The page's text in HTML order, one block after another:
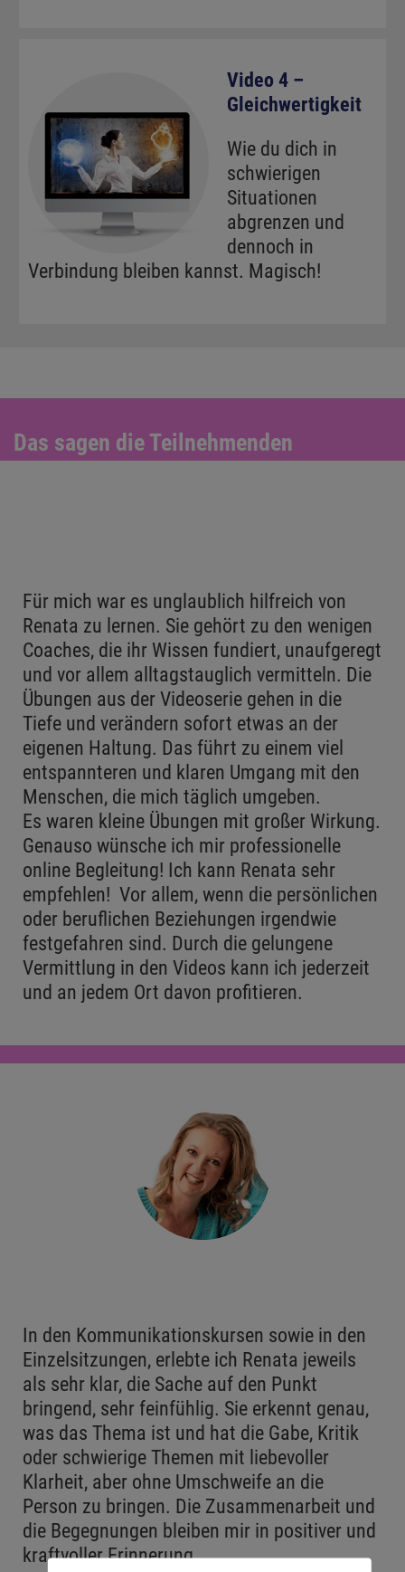
Video 4 –
Gleichwertigkeit
Wie du dich in
schwierigen
Situationen
abgrenzen und
dennoch in
Verbindung bleiben kannst. Magisch!
Das sagen die Teilnehmenden
Für mich war es unglaublich hilfreich von
Renata zu lernen. Sie gehört zu den wenigen
Coaches, die ihr Wissen fundiert, unaufgeregt
und vor allem alltagstauglich vermitteln. Die
Übungen aus der Videoserie gehen in die
Tiefe und verändern sofort etwas an der
eigenen Haltung. Das führt zu einem viel
entspannteren und klaren Umgang mit den
Menschen, die mich täglich umgeben.
Es waren kleine Übungen mit großer Wirkung.
Genauso wünsche ich mir professionelle
online Begleitung! Ich kann Renata sehr
empfehlen! Vor allem, wenn die persönlichen
oder beruflichen Beziehungen irgendwie
festgefahren sind. Durch die gelungene
Vermittlung in den Videos kann ich jederzeit
und an jedem Ort davon profitieren.
In den Kommunikationskursen sowie in den
Einzelsitzungen, erlebte ich Renata jeweils
als sehr klar, die Sache auf den Punkt
bringend, sehr feinfühlig. Sie erkennt genau,
was das Thema ist und hat die Gabe, Kritik
oder schwierige Themen mit liebevoller
Klarheit, aber ohne Umschweife an die
Person zu bringen. Die Zusammenarbeit und
die Begegnungen bleiben mir in positiver und
kraftvoller Erinnerung.